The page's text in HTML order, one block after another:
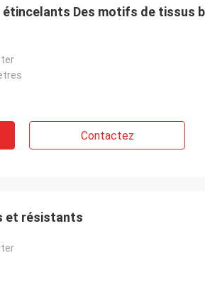
étincelants Des motifs de tissus
Contactez
et résistants